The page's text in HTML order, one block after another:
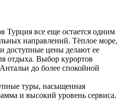
Турция все еще остается одним
направлений. Тёплое море,
и доступные цены делают ее
отдыха. Выбор курортов
до более спокойной
туры, насыщенная
и высокий уровень сервиса.